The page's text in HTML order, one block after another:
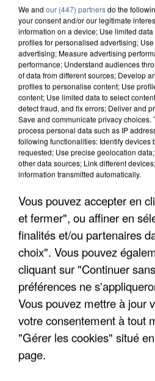
7 août 2026
Les données de 300 000
Intermarché après une...
Les données bancaires ne
concernées.
7 août 2026
Un second cadre de la DZ
Algérie
Un cofondateur du réseau
We and our (447) partnersdo the
your consent and/or our legitimate
information on a device; Use limited
profiles for personalised advertising;
advertising; Measure advertising
performance; Understand audiences
of data from different sources; Develop
profiles to personalise content; Use
content; Use limited data to select
detect fraud, and fix errors; Deliver and
Save and communicate privacy choices.
process personal data such as IP
following functionalities: Identify devices
requested; Use precise geolocation
other data sources; Link different
information transmitted automatically.
Vous pouvez accepter en
et fermer", ou affiner en
finalités et/ou partenaires
choix". Vous pouvez
cliquant sur "Continuer
préférences ne
Vous pouvez mettre à jour
votre consentement à tout
"Gérer les cookies" situé
page.